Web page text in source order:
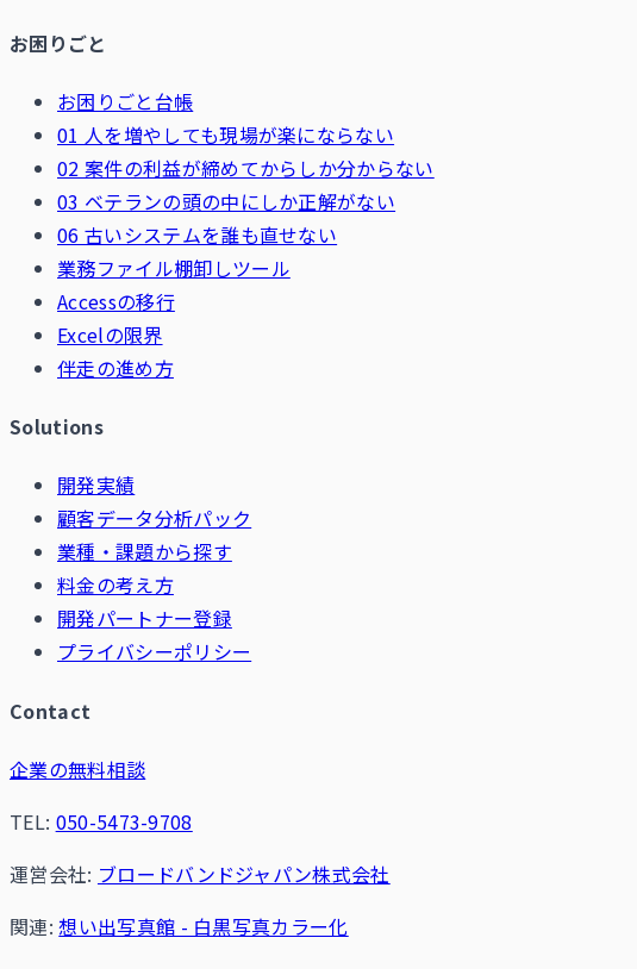
お困りごと
お困りごと台帳
01 人を増やしても現場が楽にならない
02 案件の利益が締めてからしか分からない
03 ベテランの頭の中にしか正解がない
06 古いシステムを誰も直せない
業務ファイル棚卸しツール
Accessの移行
Excelの限界
伴走の進め方
Solutions
開発実績
顧客データ分析パック
業種・課題から探す
料金の考え方
開発パートナー登録
プライバシーポリシー
Contact
企業の無料相談
TEL: 050-5473-9708
運営会社: ブロードバンドジャパン株式会社
関連:想い出写真館 - 白黒写真カラー化